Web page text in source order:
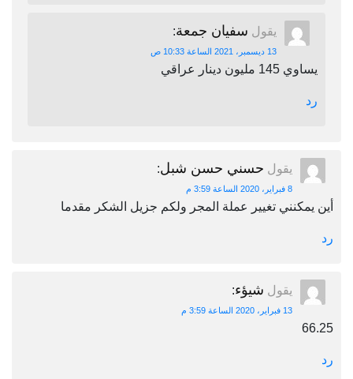
يقول سفيان جمعة:
13 ديسمبر، 2021 الساعة 10:33 ص
يساوي 145 مليون دينار عراقي
رد
يقول حسني حسن شبل:
8 فبراير، 2020 الساعة 3:59 م
أين يمكنني تغيير عملة المجر ولكم جزيل الشكر مقدما
رد
يقول شيؤء:
13 فبراير، 2020 الساعة 3:59 م
66.25
رد